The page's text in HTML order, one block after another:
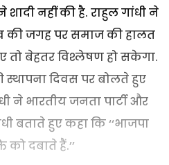
शादी नहीं की है. राहुल गांधी ने
की जगह पर समाज की हालत
तो बेहतर विश्लेषण हो सकेगा.
स्थापना दिवस पर बोलते हुए
ने भारतीय जनता पार्टी और
बताते हुए कहा कि ‘‘भाजपा
दबाते हैं.’’